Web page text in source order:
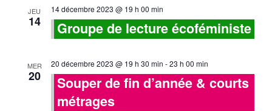
vues
JEU
14
14 décembre 2023 @ 19 h 00 min
Groupe de lecture écoféministe
MER
20
20 décembre 2023 @ 19 h 30 min -23 h 00 min
Souper de fin d’année & courts
métrages